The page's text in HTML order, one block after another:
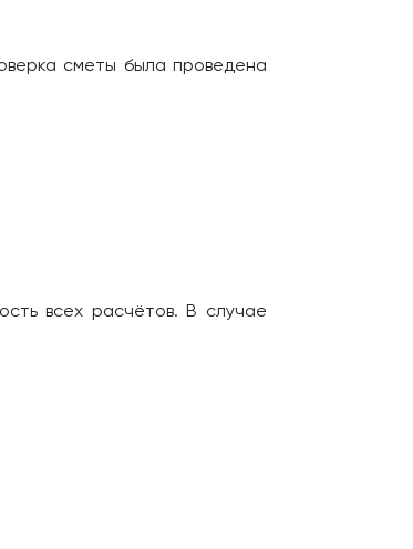
сметы была проведена
всех расчётов. В случае